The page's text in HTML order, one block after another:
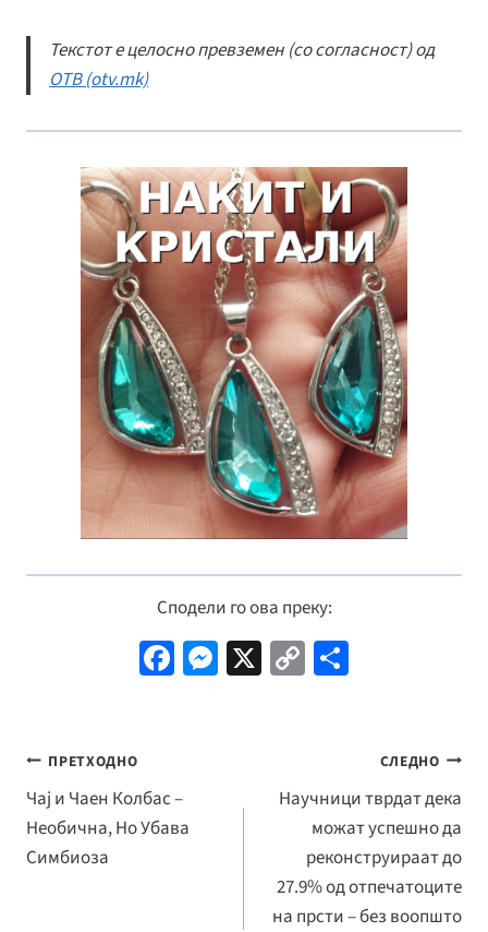
Текстот е целосно превземен (со согласност) од
ОТВ (otv.mk)
Сподели го ова преку:
Fa
o
k
M
ge
X C
Li
n
k
Навигација
на
напис
ПРЕТХОДНО
Чај и Чаен Колбас –
Необична, Но Убава
Симбиоза
СЛЕДНО
Научници тврдат дека
можат успешно да
реконструираат до
27.9% од отпечатоците
на прсти – без воопшто